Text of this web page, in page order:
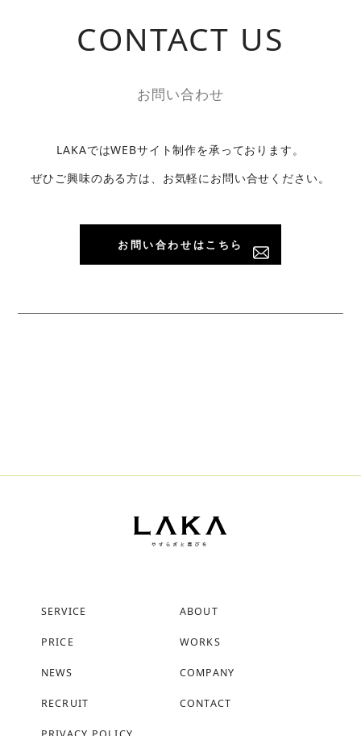
CONTACT US
お問い合わせ
LAKAではWEBサイト制作を承っております。
ぜひご興味のある方は、 お気軽にお問い合せください。
お問い合わせはこちら
SERVICE ABOUT
PRICE WORKS
NEWS COMPANY
RECRUIT CONTACT